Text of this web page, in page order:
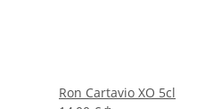
Ron Cartavio XO 5cl